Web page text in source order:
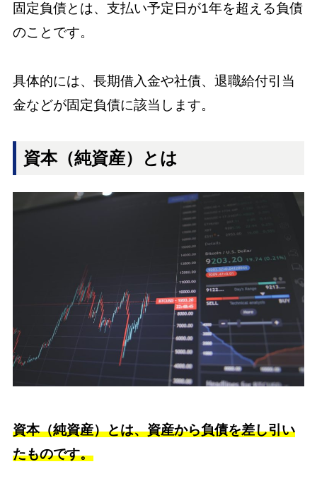
固定負債とは、支払い予定日が1年を超える負債
のことです。
具体的には、長期借入金や社債、退職給付引当
金などが固定負債に該当します。
資本（純資産）とは
資本（純資産）とは、資産から負債を差し引い
たものです。